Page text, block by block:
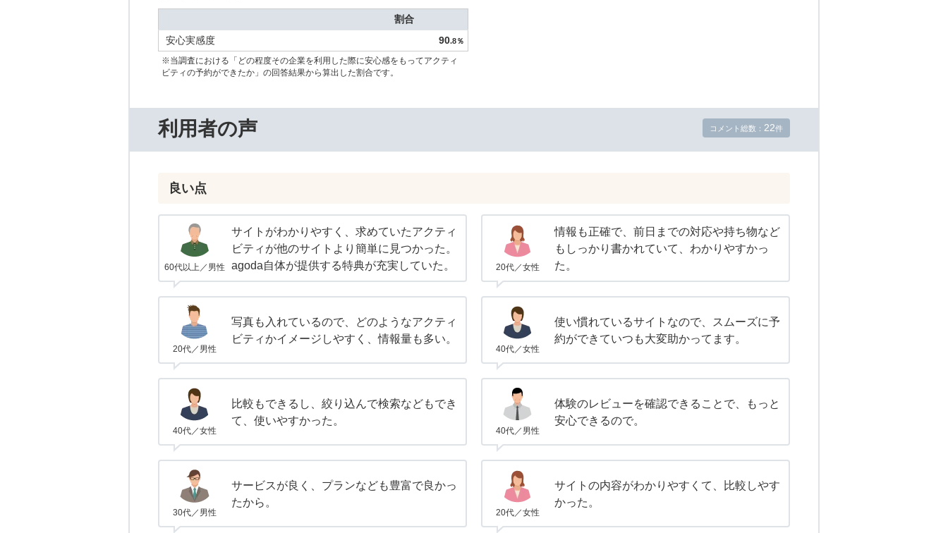
割合
安心実感度
90.8％
※当調査における「どの程度その企業を利用した際に安心感をもってアクティ
ビティの予約ができたか」の回答結果から算出した割合です。
利用者の声 コメント総数： 22件
良い点
60代以上／男性
サイトがわかりやすく、求めていたアクティ
ビティが他のサイトより簡単に見つかった。
agoda自体が提供する特典が充実していた。
20代／女性
情報も正確で、前日までの対応や持ち物など
もしっかり書かれていて、わかりやすかっ
た。
20代／男性
写真も入れているので、どのようなアクティ
ビティかイメージしやすく、情報量も多い。
40代／女性
使い慣れているサイトなので、スムーズに予
約ができていつも大変助かってます。
40代／女性
比較もできるし、絞り込んで検索などもでき
て、使いやすかった。
40代／男性
体験のレビューを確認できることで、もっと
安心できるので。
30代／男性
サービスが良く、プランなども豊富で良かっ
たから。
20代／女性
サイトの内容がわかりやすくて、比較しやす
かった。